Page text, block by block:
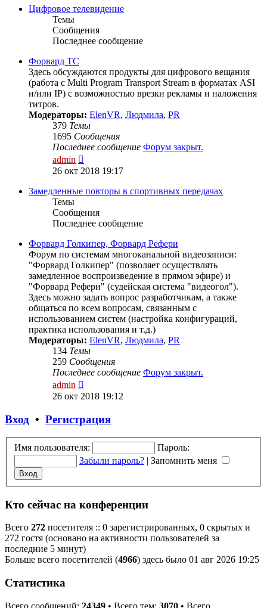
сообщению
Цифровое телевидение
Темы
Сообщения
Последнее сообщение
Форвард ТС
Здесь обсуждаются продукты для цифрового вещания
(работа с Multi Program Transport Stream в форматах ASI
и/или IP) с возможностью врезки рекламы и наложения
титров.
Модераторы: ElenVR, Людмила, PR
379 Темы
1695 Сообщения
Последнее сообщение Форум закрыт.
admin
к
сообщению
26 окт 2018 19:17
Замедленные повторы в спортивных передачах
Темы
Сообщения
Последнее сообщение
Форвард Голкипер, Форвард Рефери
Форум по системам многоканальной видеозаписи:
"Форвард Голкипер" (позволяет осуществлять
замедленное воспроизведение в прямом эфире) и
"Форвард Рефери" (судейская система "видеогол").
Здесь можно задать вопрос разработчикам, а также
общаться по всем вопросам, связанным с
использованием систем (настройка конфигураций,
практика использования и т.д.)
Модераторы: ElenVR, Людмила, PR
134 Темы
259 Сообщения
Последнее сообщение Форум закрыт.
admin
к
26 окт 2018 19:12
Вход • Регистрация
Имя пользователя:
Пароль:
Забыли пароль? | Запомнить меня
Кто сейчас на конференции
Всего 272 посетителя :: 0 зарегистрированных, 0 скрытых и
272 гостя (основано на активности пользователей за
последние 5 минут)
Больше всего посетителей (4966) здесь было 01 авг 2026 19:25
Статистика
Всего сообщений: 24349 • Всего тем: 3070 • Всего